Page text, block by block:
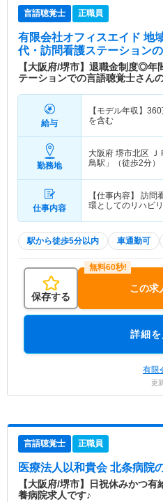
言語聴覚士 正職員
有限会社オフィスエイド 地
代・訪問看護ステーション
【大阪府/堺市】退職金制度◎年
テーションでの言語聴覚士さん
給与
【モデル年収】 360
を含む
勤務地
大阪府 堺市北区
鳥駅」（徒歩2分）
仕事内容
【仕事内容】 訪問看護ステーションからの看護の一
環としてのリハビ
駅から徒歩5分以内 車通勤可
保存する
この求
詳細を
有限
更
言語聴覚士 正職員
医療法人以和貴会 北条病院
【大阪府/堺市】日祝休みかつ
養病院求人です♪